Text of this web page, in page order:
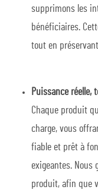
supprimons les
bénéficiaires.
tout en
Puissance réelle,
Chaque produit
charge, vous
fiable et prêt à
exigeantes. Nous
produit, afin que